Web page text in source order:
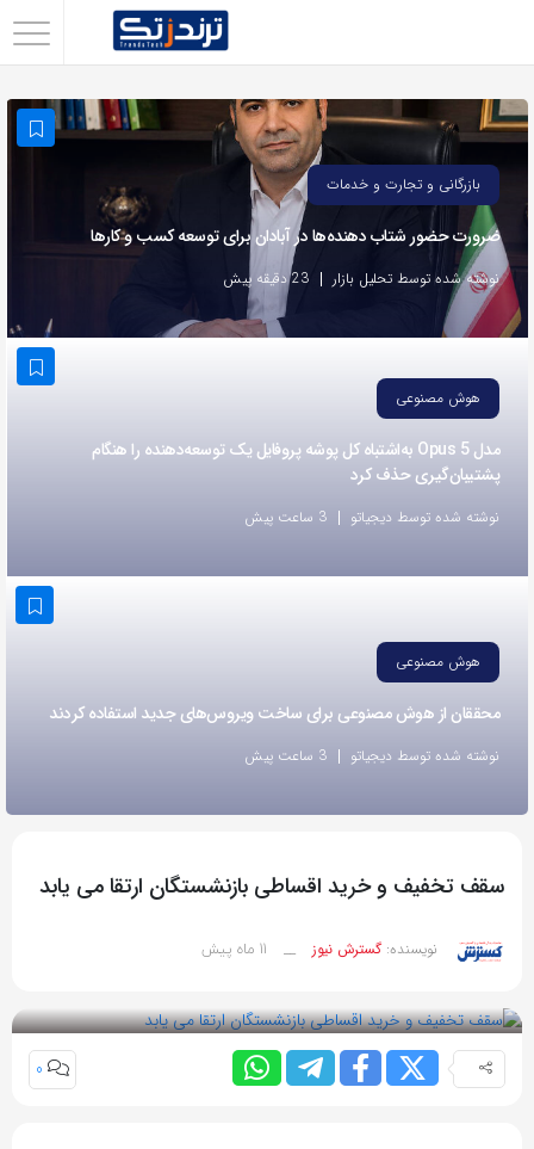
با
استفاده
روش‌های
زیر
می‌توانید
این
صفحه
دوستان
خود
اشتراک
لینک
بازرگانی و تجارت و خدمات
ضرورت حضور شتاب ‌دهنده‌ها در آبادان برای توسعه کسب‌ و کارها
نوشته شده توسط تحلیل بازار 23 دقیقه پیش
هوش مصنوعی
مدل Opus 5 به‌اشتباه کل پوشه پروفایل یک توسعه‌دهنده را هنگام
پشتیبان‌گیری حذف کرد
نوشته شده توسط دیجیاتو 3 ساعت پیش
هوش مصنوعی
محققان از هوش مصنوعی برای ساخت ویروس‌های جدید استفاده کردند
نوشته شده توسط دیجیاتو 3 ساعت پیش
سقف تخفیف و خرید اقساطی بازنشستگان ارتقا می‌ یابد
نویسنده: گسترش نیوز __ 11 ماه پیش
0